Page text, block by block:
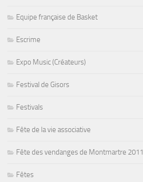
Equipe française de Basket
Escrime
Expo Music (Créateurs)
Festival de Gisors
Festivals
Fête de la vie associative
Fête des vendanges de Montmartre 2011
Fêtes